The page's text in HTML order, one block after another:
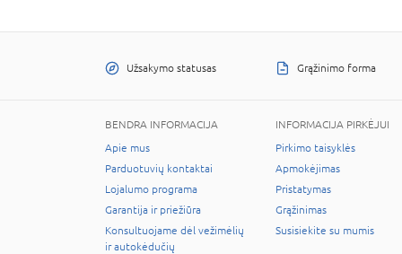
Užsakymo statusas Grąžinimo forma
BENDRA INFORMACIJA
Apie mus
Parduotuvių kontaktai
Lojalumo programa
Garantija ir priežiūra
Konsultuojame dėl vežimėlių
ir autokėdučių
INFORMACIJA PIRKĖJUI
Pirkimo taisyklės
Apmokėjimas
Pristatymas
Grąžinimas
Susisiekite su mumis